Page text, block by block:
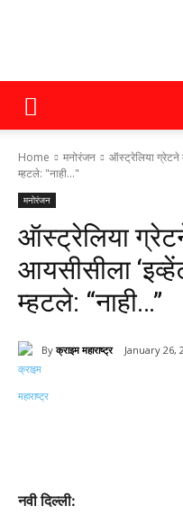
Home मनोरंजन
ऑस्ट्रेलिया
म्हटले: "नाही..."
मनोरंजन
ऑस्ट्रेलिया
आयसीसीला
म्हटले: “नाही…”
By क्राइम महाराष्ट्र January 26,
नवी दिल्ली: